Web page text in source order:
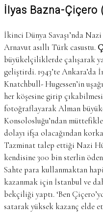
İlyas Bazna-Çiçero
İkinci Dünya Savaşı’nda
Arnavut asıllı Türk casustu.
büyükelçiliklerde çalışarak
geliştirdi. 1943’te
Knatchbull- Hugessen’in
her köşesine girip
fotoğraflayarak Alman
Konsolosluğu’ndan
dolayı ifşa olacağından
Tazminat talep ettiği Nazi
kendisine 300 bin sterlin
Sahte para kullanmaktan
kazanmak için İstanbul ve
bekçiliği yaptı. ‘Ben
satarak yüksek kazanç elde